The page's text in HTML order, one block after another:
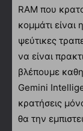
RAM που
κομμάτι
ψεύτικες
να είναι
βλέπουμε
Gemini
κρατήσεις
θα την